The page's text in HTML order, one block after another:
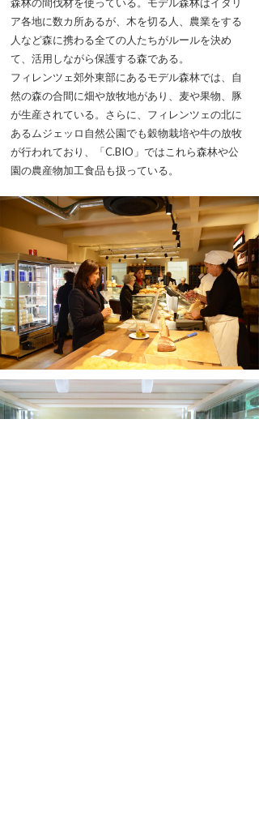
森林の間伐材を使っている。モデル森林はイタリ
ア各地に数カ所あるが、木を切る人、農業をする
人など森に携わる全ての人たちがルールを決め
て、活用しながら保護する森である。
フィレンツェ郊外東部にあるモデル森林では、自
然の森の合間に畑や放牧地があり、麦や果物、豚
が生産されている。さらに、フィレンツェの北に
あるムジェッロ自然公園でも穀物栽培や牛の放牧
が行われており、「C.BIO」ではこれら森林や公
園の農産物加工食品も扱っている。